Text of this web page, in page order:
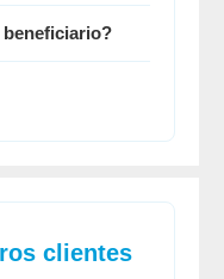
beneficiario?
clientes